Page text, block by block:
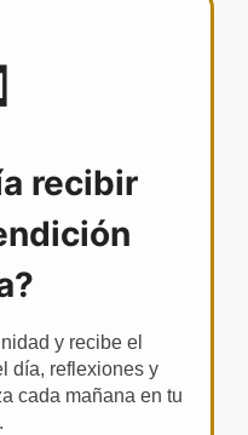
recibir
y recibe el
día, reflexiones y
cada mañana en tu